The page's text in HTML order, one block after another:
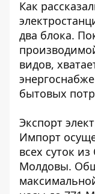
Как
два блока.
видов,
бытовых
Экспорт
Импорт
всех суток
Молдовы.